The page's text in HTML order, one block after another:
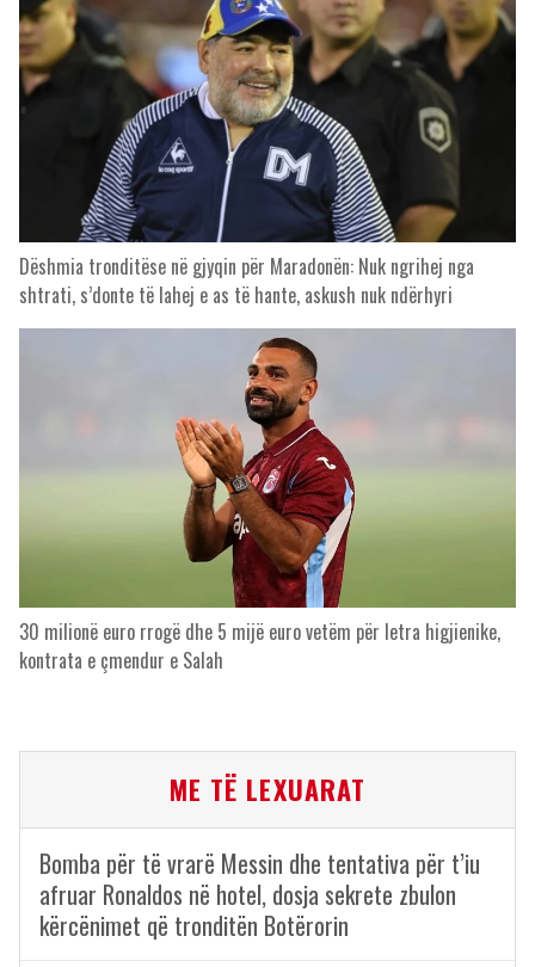
Dëshmia tronditëse në gjyqin për Maradonën: Nuk ngrihej nga
shtrati, s’donte të lahej e as të hante, askush nuk ndërhyri
30 milionë euro rrogë dhe 5 mijë euro vetëm për letra higjienike,
kontrata e çmendur e Salah
ME TË LEXUARAT
Bomba për të vrarë Messin dhe tentativa për t’iu
afruar Ronaldos në hotel, dosja sekrete zbulon
kërcënimet që tronditën Botërorin